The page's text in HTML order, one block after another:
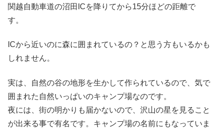
関越自動車道の沼田ICを降りてから15分ほどの距離で
す。
ICから近いのに森に囲まれているの？と思う方もいるかも
しれません。
実は、自然の谷の地形を生かして作られているので、気で
囲まれた自然いっぱいのキャンプ場なのです。
夜には、街の明かりも届かないので、沢山の星を見ること
が出来る事で有名です。キャンプ場の名前にもなっていま